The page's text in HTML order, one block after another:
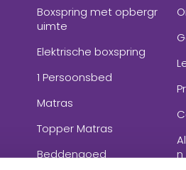
Boxspring met opbergr
uimte
Elektrische boxspring
1 Persoonsbed
Matras
Topper Matras
Beddengoed
n